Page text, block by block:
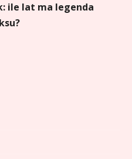
ile lat ma legenda
odkryj prawdę